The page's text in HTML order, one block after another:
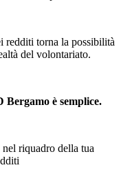
redditi torna la possibilità
del volontariato.
è semplice.
riquadro della tua